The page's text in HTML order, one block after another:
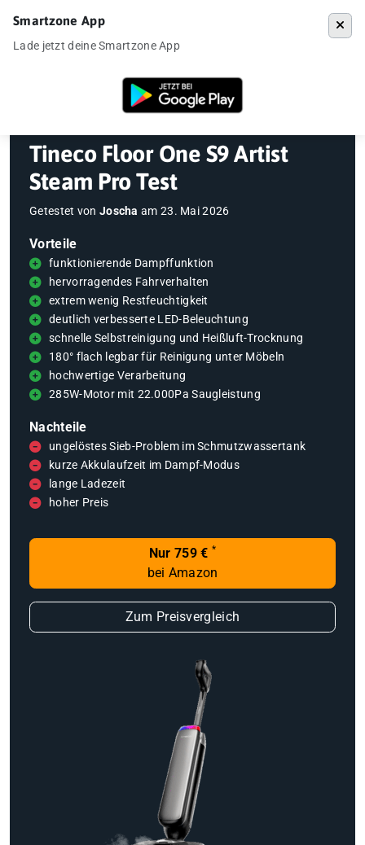
»Handstaubsauger
Tineco Floor One S9 Artist
Steam Pro Test
Getestet von Joscha am 23. Mai 2026
Vorteile
funktionierende Dampffunktion
hervorragendes Fahrverhalten
extrem wenig Restfeuchtigkeit
deutlich verbesserte LED-Beleuchtung
schnelle Selbstreinigung und Heißluft-Trocknung
180° flach legbar für Reinigung unter Möbeln
hochwertige Verarbeitung
285W-Motor mit 22.000Pa Saugleistung
Nachteile
ungelöstes Sieb-Problem im Schmutzwassertank
kurze Akkulaufzeit im Dampf-Modus
lange Ladezeit
hoher Preis
Nur 759 € *
bei Amazon
Zum Preisvergleich
Smartzone App
Lade jetzt deine Smartzone App